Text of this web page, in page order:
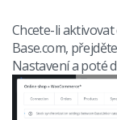
Chcete-li
Base.com,
Nastavení a poté